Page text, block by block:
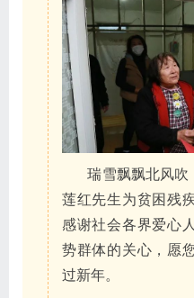
瑞雪飘飘北风吹
莲红先生为贫困残
感谢社会各界爱心
势群体的关心，愿
过新年。